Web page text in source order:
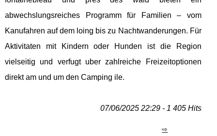
abwechslungsreiches Programm für Familien – vom
Kanufahren auf dem loing bis zu Nachtwanderungen. Für
Aktivitaten mit Kindern oder Hunden ist die Region
vielseitig und verfugt uber zahlreiche Freizeitoptionen
direkt am und um den Camping ile.
07/06/2025 22:29 - 1 405 Hits